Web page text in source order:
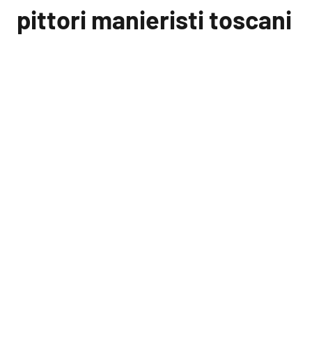
pittori manieristi toscani